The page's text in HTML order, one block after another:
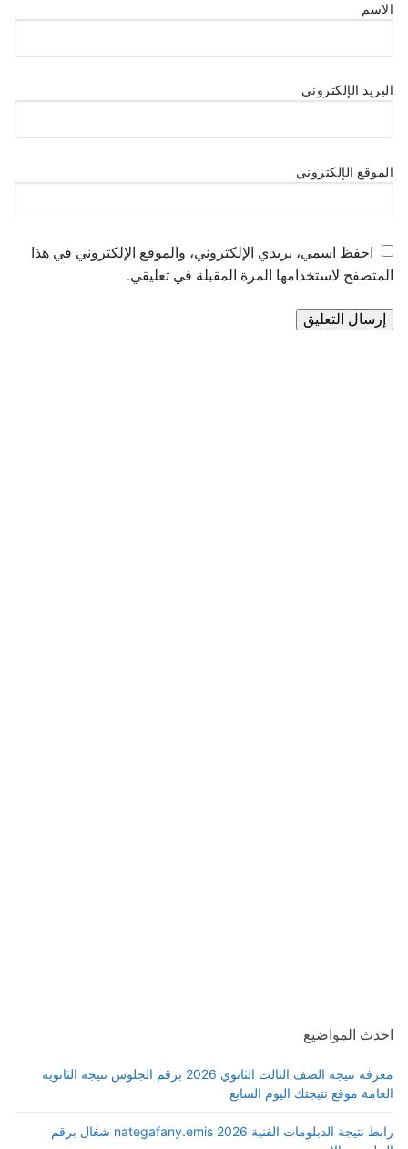
الاسم
البريد الإلكتروني
الموقع الإلكتروني
احفظ اسمي، بريدي الإلكتروني، والموقع الإلكتروني في هذا
المتصفح لاستخدامها المرة المقبلة في تعليقي.
احدث المواضيع
معرفة نتيجة الصف الثالث الثانوي 2026 برقم الجلوس نتيجة الثانوية
العامة موقع نتيجتك اليوم السابع
رابط نتيجة الدبلومات الفنية 2026 nategafany.emis شغال برقم